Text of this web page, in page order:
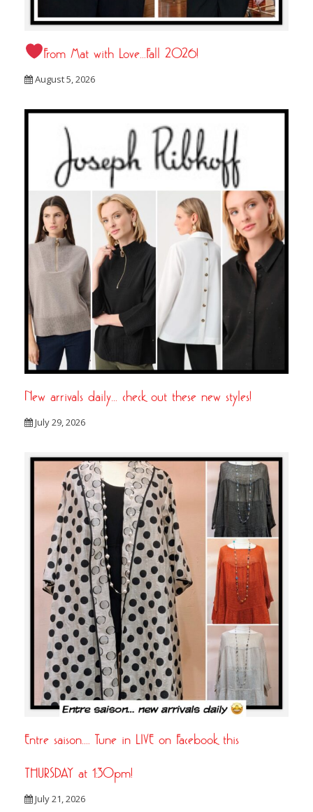
From Mat with Love…Fall 2026!
August 5, 2026
New arrivals daily… check out these new styles!
July 29, 2026
Entre saison…. Tune in LIVE on Facebook this
THURSDAY at 1:30pm!
July 21, 2026